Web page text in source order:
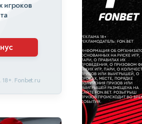
игроков
Fonbet.ru